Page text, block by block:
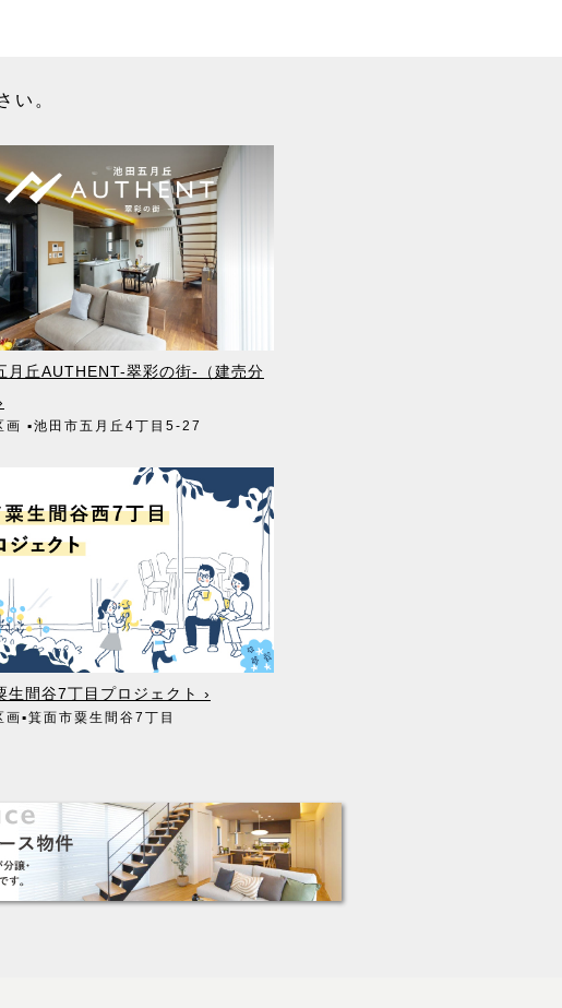
い。
月丘AUTHENT-翠彩の街-（建売分
画 ▪池田市五月丘4丁目5-27
生間谷7丁目プロジェクト ›
画▪箕面市粟生間谷7丁目